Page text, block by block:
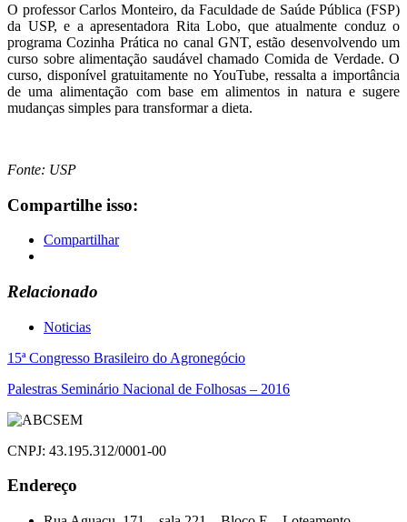
O professor Carlos Monteiro, da Faculdade de Saúde Pública (FSP)
da USP, e a apresentadora Rita Lobo, que atualmente conduz o
programa Cozinha Prática no canal GNT, estão desenvolvendo um
curso sobre alimentação saudável chamado Comida de Verdade. O
curso, disponível gratuitamente no YouTube, ressalta a importância
de uma alimentação com base em alimentos in natura e sugere
mudanças simples para transformar a dieta.
Fonte: USP
Compartilhe isso:
Compartilhar
Relacionado
Noticias
Navegação
de
Post
15ª Congresso Brasileiro do Agronegócio
Palestras Seminário Nacional de Folhosas – 2016
CNPJ: 43.195.312/0001-00
Endereço